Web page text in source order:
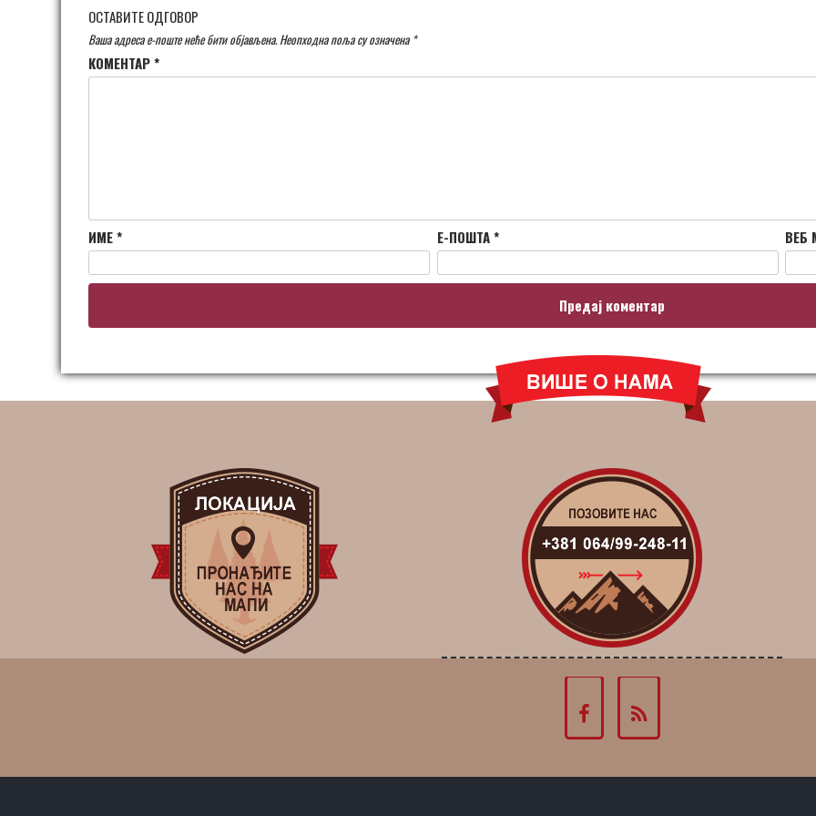
ОСТАВИТЕ ОДГОВОР
Ваша адреса е-поште неће бити објављена.Неопходна поља су означена *
КОМЕНТАР*
ИМЕ* Е-ПОШТА* ВЕБ